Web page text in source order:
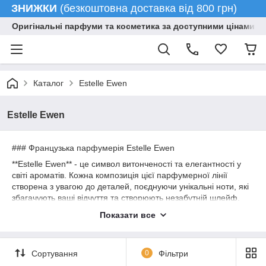
ЗНИЖКИ (безкоштовна доставка від 800 грн)
Оригінальні парфуми та косметика за доступними цінами
Каталог Estelle Ewen
Estelle Ewen
### Французька парфумерія Estelle Ewen
**Estelle Ewen** - це символ витонченості та елегантності у
світі ароматів. Кожна композиція цієї парфумерної лінії
створена з увагою до деталей, поєднуючи унікальні ноти, які
збагачують ваші відчуття та створюють незабутній шлейф.
#### Виняткові аромати
кожен з яких має свою унікальну історію і характер:
- **Квіткові ноти** для романтичних натур, які прагнуть
Показати все
Сортування 0 Фільтри